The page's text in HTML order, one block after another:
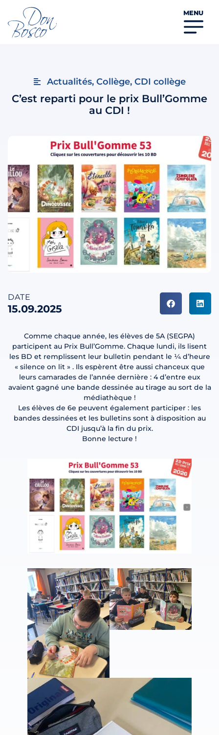
MENU
Actualités, Collège, CDI collège
C’est reparti pour le prix Bull’Gomme
au CDI !
DATE
15.09.2025
Comme chaque année, les élèves de 5A (SEGPA)
participent au Prix Bull’Gomme. Chaque lundi, ils lisent
les BD et remplissent leur bulletin pendant le ¼ d’heure
« silence on lit » . Ils espèrent être aussi chanceux que
leurs camarades de l’année dernière : 4 d’entre eux
avaient gagné une bande dessinée au tirage au sort de la
médiathèque !
Les élèves de 6e peuvent également participer : les
bandes dessinées et les bulletins sont à disposition au
CDI jusqu’à la fin du prix.
Bonne lecture !